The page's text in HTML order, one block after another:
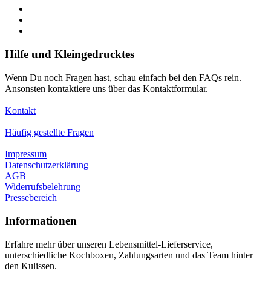
Hilfe und Kleingedrucktes
Wenn Du noch Fragen hast, schau einfach bei den FAQs rein.
Ansonsten kontaktiere uns über das Kontaktformular.
Kontakt
Häufig gestellte Fragen
Impressum
Datenschutzerklärung
AGB
Widerrufsbelehrung
Pressebereich
Informationen
Erfahre mehr über unseren Lebensmittel-Lieferservice,
unterschiedliche Kochboxen, Zahlungsarten und das Team hinter
den Kulissen.